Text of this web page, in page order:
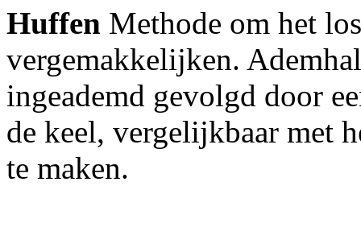
Huffen Methode om het
vergemakkelijken.
ingeademd gevolgd door
de keel, vergelijkbaar met
te maken.